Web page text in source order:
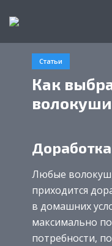
Статьи
Как
волокуши
Любые
приходится
в домашних
максимально
потребности,